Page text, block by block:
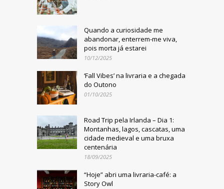
Quando a curiosidade me
abandonar, enterrem-me viva,
pois morta já estarei
10/12/2025
‘Fall Vibes’ na livraria e a chegada
do Outono
01/10/2025
Road Trip pela Irlanda – Dia 1:
Montanhas, lagos, cascatas, uma
cidade medieval e uma bruxa
centenária
18/09/2025
“Hoje” abri uma livraria-café: a
Story Owl